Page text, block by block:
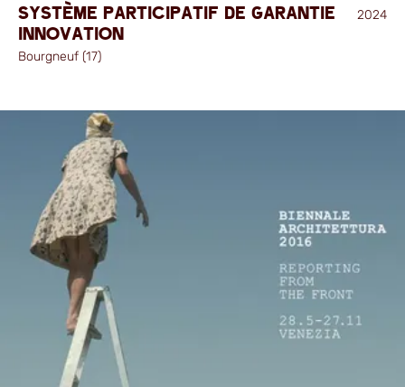
Système participatif de garantie
innovation
Bourgneuf (17)
2024